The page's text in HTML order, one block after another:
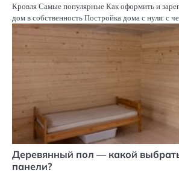
Кровля Самые популярные Как оформить и
дом в собственность Постройка дома с нуля: с
Деревянный пол — какой
панели?